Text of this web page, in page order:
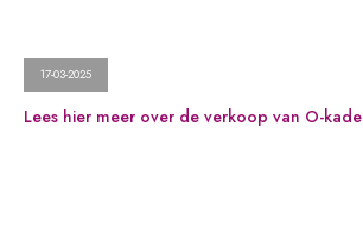
17-03-2025
Lees hier meer over de verkoop van O-kade